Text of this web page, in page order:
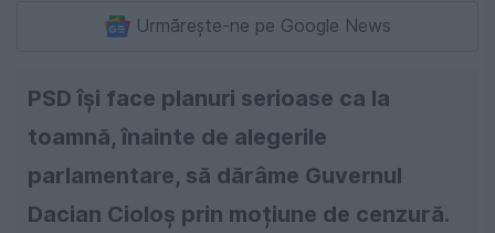
Urmărește-ne pe Google News
PSD își face planuri serioase ca la
toamnă, înainte de alegerile
parlamentare, să dărâme Guvernul
Dacian Cioloș prin moțiune de cenzură.